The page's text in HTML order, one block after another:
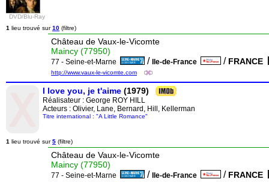
DVD/Blu-Ray
1 lieu trouvé sur10 (filtre)
Château de Vaux-le-Vicomte
Maincy (77950)
77 - Seine-et-Marne / Ile-de-France / FRANCE
http://www.vaux-le-vicomte.com
I love you, je t'aime (1979)
Réalisateur : George ROY HILL
Acteurs : Olivier, Lane, Bernard, Hill, Kellerman
Titre international : "A Little Romance"
1 lieu trouvé sur5 (filtre)
Château de Vaux-le-Vicomte
Maincy (77950)
77 - Seine-et-Marne / Ile-de-France / FRANCE